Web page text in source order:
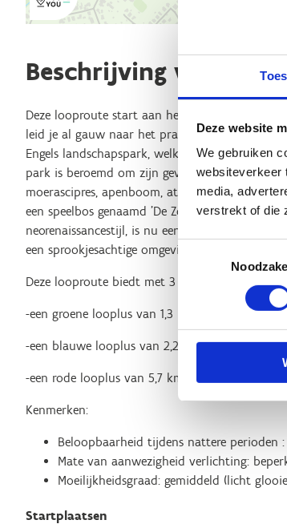
Deze website
We gebruiken
websiteverkeer
media,
verstrekt of die
Beschrijving van de
Deze looproute start aan het sportcentrum in
leid je al gauw naar het prachtige domein
Engels landschapspark, welke een kasteel, tien
park is beroemd om zijn gevarieerde
moerascipres, apenboom, atlasceder,
een speelbos genaamd 'De Zotte Jungle' voor
neorenaissancestijl, is nu een horecazaak waar
een sprookjesachtige omgeving.
Deze looproute biedt met 3 lussen een
-een groene looplus van 1,3 km
-een blauwe looplus van 2,2 km
-een rode looplus van 5,7 km
Kenmerken:
Beloopbaarheid tijdens nattere perioden
Mate van aanwezigheid verlichting:
Moeilijkheidsgraad: gemiddeld (licht
Startplaatsen